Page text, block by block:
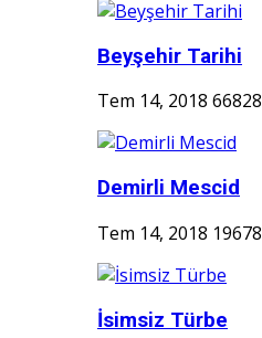
Beyşehir Tarihi
Tem 14, 2018 66828
Demirli Mescid
Tem 14, 2018 19678
İsimsiz Türbe